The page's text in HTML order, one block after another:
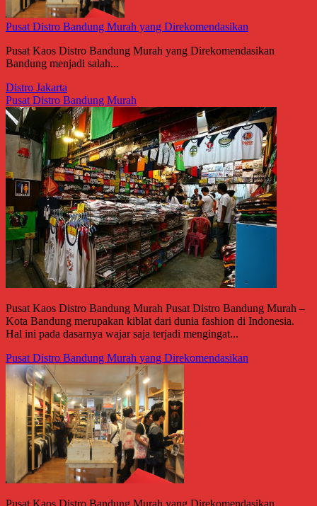
Pusat Distro Bandung Murah yang Direkomendasikan
Pusat Kaos Distro Bandung Murah yang Direkomendasikan
Bandung menjadi salah...
Distro Jakarta
Pusat Distro Bandung Murah
Pusat Kaos Distro Bandung Murah Pusat Distro Bandung Murah –
Kota Bandung merupakan kiblat dari dunia fashion di Indonesia.
Hal ini pada dasarnya wajar saja terjadi mengingat...
Pusat Distro Bandung Murah yang Direkomendasikan